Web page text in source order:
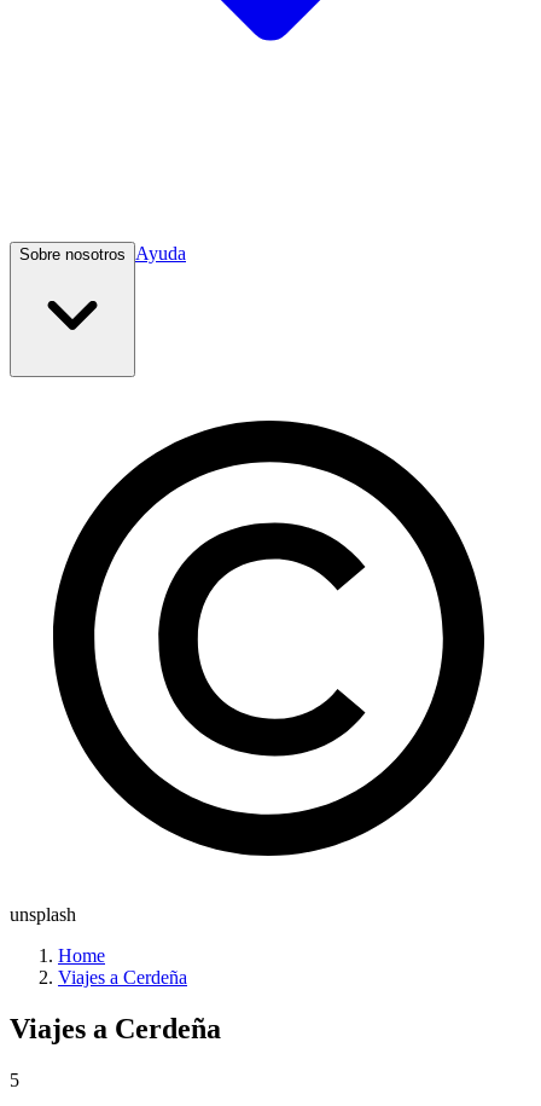
Sobre nosotros Ayuda
unsplash
Home
Viajes a Cerdeña
Viajes a Cerdeña
5